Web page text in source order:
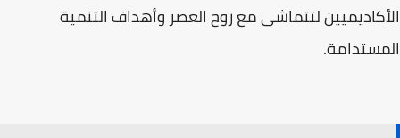
الأكاديميين لتتماشى مع روح العصر وأهداف التنمية
المستدامة.